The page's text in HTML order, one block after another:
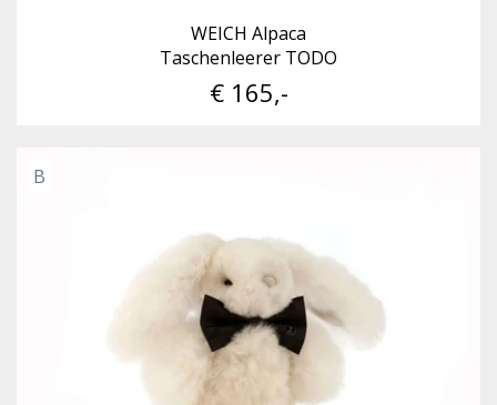
WEICH Alpaca
Taschenleerer TODO
€ 165,-
B